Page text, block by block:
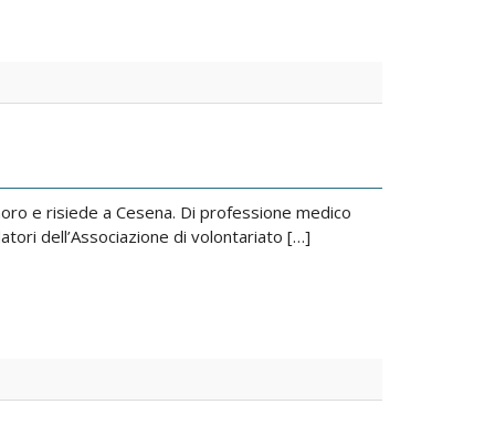
e risiede a Cesena. Di professione medico
dell’Associazione di volontariato […]